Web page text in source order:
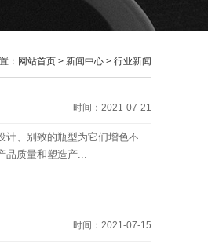
： 网站首页 > 新闻中心 > 行业新闻
时间：2021-07-21
计、别致的瓶型为它们增色不
品质量和塑造产...
时间：2021-07-15